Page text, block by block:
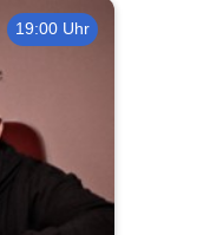
19:00 Uhr